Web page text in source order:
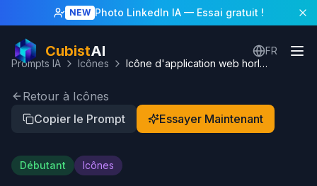
NEW Photo LinkedIn IA— Essai gratuit !
CubistAI
FR
Prompts IA
Icônes Icône d'application web horloge
Retour à Icônes
Copier le Prompt
Essayer Maintenant
Débutant Icônes